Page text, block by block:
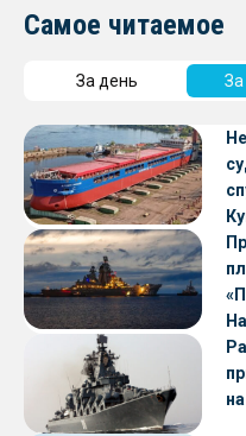
Самое читаемое
За день